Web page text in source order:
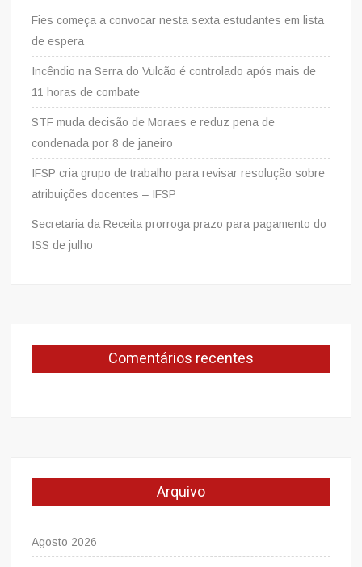
Fies começa a convocar nesta sexta estudantes em lista
de espera
Incêndio na Serra do Vulcão é controlado após mais de
11 horas de combate
STF muda decisão de Moraes e reduz pena de
condenada por 8 de janeiro
IFSP cria grupo de trabalho para revisar resolução sobre
atribuições docentes – IFSP
Secretaria da Receita prorroga prazo para pagamento do
ISS de julho
Comentários recentes
Arquivo
Agosto 2026